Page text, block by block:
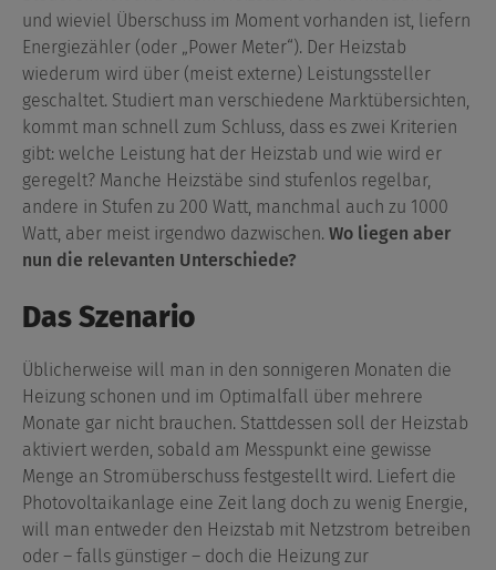
und wieviel Überschuss im Moment vorhanden ist, liefern
Energiezähler (oder „Power Meter“). Der Heizstab
wiederum wird über (meist externe) Leistungssteller
geschaltet. Studiert man verschiedene Marktübersichten,
kommt man schnell zum Schluss, dass es zwei Kriterien
gibt: welche Leistung hat der Heizstab und wie wird er
geregelt? Manche Heizstäbe sind stufenlos regelbar,
andere in Stufen zu 200 Watt, manchmal auch zu 1000
Watt, aber meist irgendwo dazwischen. Wo liegen aber
nun die relevanten Unterschiede?
Das Szenario
Üblicherweise will man in den sonnigeren Monaten die
Heizung schonen und im Optimalfall über mehrere
Monate gar nicht brauchen. Stattdessen soll der Heizstab
aktiviert werden, sobald am Messpunkt eine gewisse
Menge an Stromüberschuss festgestellt wird. Liefert die
Photovoltaikanlage eine Zeit lang doch zu wenig Energie,
will man entweder den Heizstab mit Netzstrom betreiben
oder – falls günstiger – doch die Heizung zur